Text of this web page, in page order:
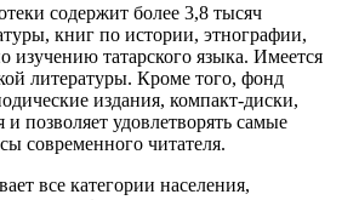
содержит более 3,8 тысяч
книг по истории, этнографии,
изучению татарского языка. Имеется
литературы. Кроме того, фонд
издания, компакт-диски,
позволяет удовлетворять самые
современного читателя.
все категории населения,